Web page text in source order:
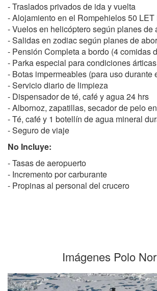
- Traslados privados de ida y vuelta
- Alojamiento en el Rompehielos 50 LET
- Vuelos en helicóptero según planes de
- Salidas en zodiac según planes de
- Pensión Completa a bordo (4 comidas
- Parka especial para condiciones árticas
- Botas impermeables (para uso durante
- Servicio diario de limpieza
- Dispensador de té, café y agua 24 hrs
- Albornoz, zapatillas, secador de pelo
- Té, café y 1 botellín de agua mineral
- Seguro de viaje
No Incluye:
- Tasas de aeropuerto
- Incremento por carburante
- Propinas al personal del crucero
Imágenes Polo